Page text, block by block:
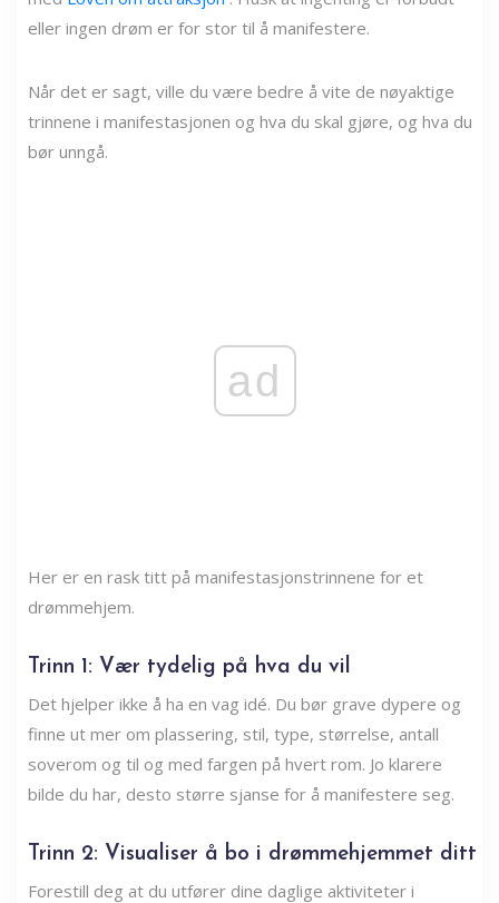
eller ingen drøm er for stor til å manifestere.
Når det er sagt, ville du være bedre å vite de nøyaktige
trinnene i manifestasjonen og hva du skal gjøre, og hva du
bør unngå.
ad
Her er en rask titt på manifestasjonstrinnene for et
drømmehjem.
Trinn 1: Vær tydelig på hva du vil
Det hjelper ikke å ha en vag idé. Du bør grave dypere og
finne ut mer om plassering, stil, type, størrelse, antall
soverom og til og med fargen på hvert rom. Jo klarere
bilde du har, desto større sjanse for å manifestere seg.
Trinn 2: Visualiser å bo i drømmehjemmet ditt
Forestill deg at du utfører dine daglige aktiviteter i